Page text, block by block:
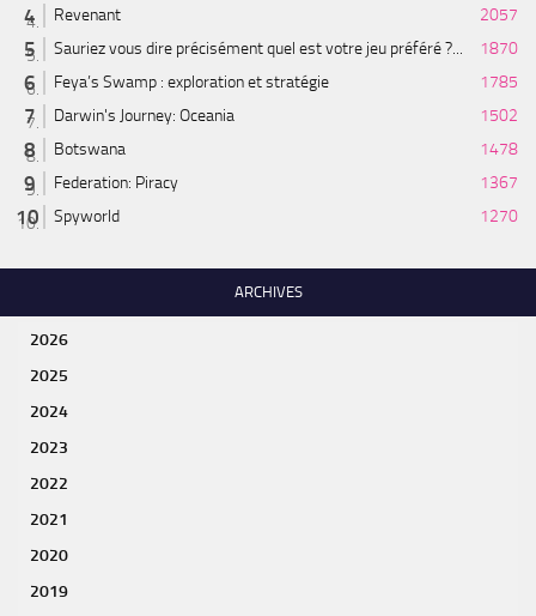
Revenant
2057
Sauriez vous dire précisément quel est votre jeu préféré ?...
1870
Feya’s Swamp : exploration et stratégie
1785
Darwin's Journey: Oceania
1502
Botswana
1478
Federation: Piracy
1367
Spyworld
1270
ARCHIVES
2026
2025
2024
2023
2022
2021
2020
2019